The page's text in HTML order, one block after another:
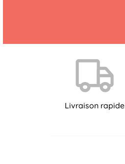
Livraison rapide